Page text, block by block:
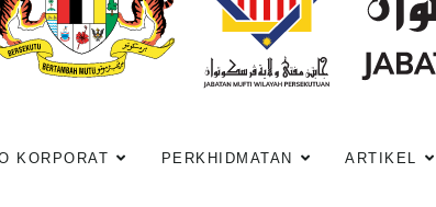
KORPORAT PERKHIDMATAN ARTIKEL